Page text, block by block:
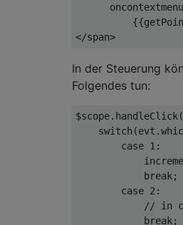
oncontextmenu
</span>
In der Steuerung
Folgendes tun:
switch
case 1 :
break;
case 2 :
// in
break;